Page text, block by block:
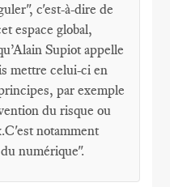
c'est-à-dire de
espace global,
Supiot appelle
mettre celui-ci en
par exemple
du risque ou
notamment
numérique".